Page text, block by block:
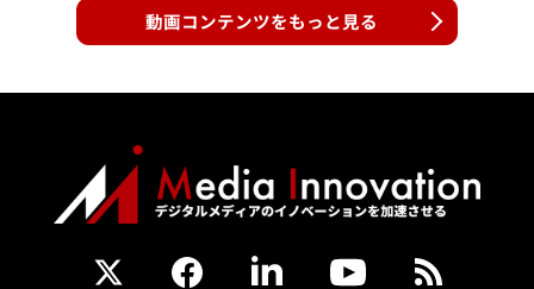
動画コンテンツをもっと見る